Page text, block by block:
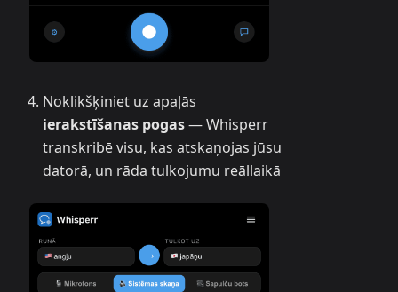
Noklikšķiniet uz apaļās
ierakstīšanas pogas— Whisperr
transkribē visu, kas atskaņojas jūsu
datorā, un rāda tulkojumu reāllaikā